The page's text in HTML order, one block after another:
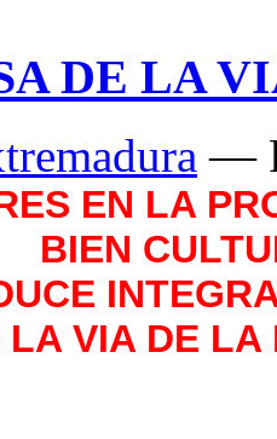
DE LA
—
EN LA
BIEN
LA VIA DE